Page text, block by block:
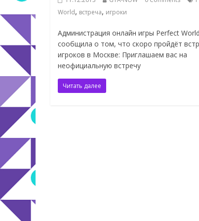
World, встреча, игроки
Администрация онлайн игры Perfect World
сообщила о том, что скоро пройдёт
игроков в Москве: Приглашаем вас на
неофициальную встречу
Читать далее